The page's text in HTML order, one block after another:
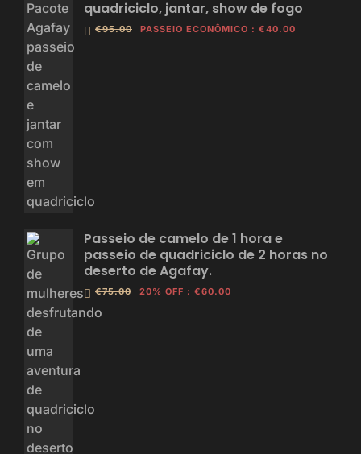
quadriciclo, jantar, show de fogo
€95.00 PASSEIO ECONÔMICO : €40.00
Passeio de camelo de 1 hora e
passeio de quadriciclo de 2 horas no
deserto de Agafay.
€75.00 20% OFF : €60.00